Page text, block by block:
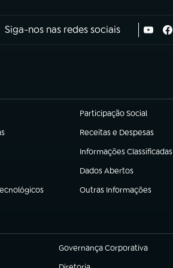
Siga-nos nas redes sociais
Participação Social
(abre em nova aba)
Receitas e Despesas
(abre em nova aba)
Informações Classificadas
(abre em nova aba)
Dados Abertos
(abre em nova aba)
Outras Informações
(abre em nova aba)
Governança Corporativa
(abre em nova aba)